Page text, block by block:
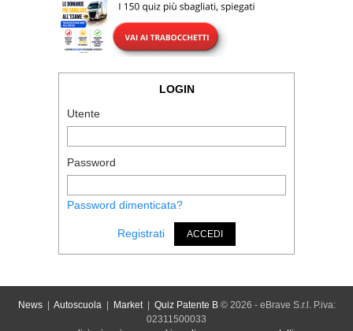
LOGIN
Utente
Password
Password dimenticata?
Registrati ACCEDI
News| Autoscuola| Market| Quiz Patente B© 2026 - eBrave S.r.l. P.iva:
02311500033